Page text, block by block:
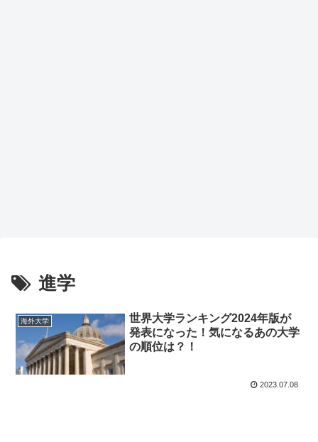
進学
海外大学
世界大学ランキング2024年版が
発表になった！気になるあの大学
の順位は？！
2023.07.08